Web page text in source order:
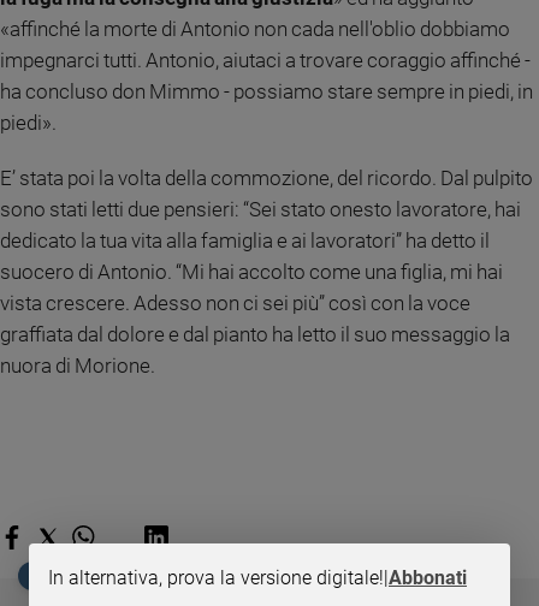
Riflessioni
Foto
Podcast
Privacy
Policy
Pubblicità
«affinché la morte di Antonio non cada nell'oblio dobbiamo
impegnarci tutti. Antonio, aiutaci a trovare coraggio affinché -
ha concluso don Mimmo - possiamo stare sempre in piedi, in
piedi».
E’ stata poi la volta della commozione, del ricordo. Dal pulpito
sono stati letti due pensieri: “Sei stato onesto lavoratore, hai
dedicato la tua vita alla famiglia e ai lavoratori” ha detto il
suocero di Antonio. “Mi hai accolto come una figlia, mi hai
vista crescere. Adesso non ci sei più” così con la voce
graffiata dal dolore e dal pianto ha letto il suo messaggio la
nuora di Morione.
EDICOLA SAN PAOLO
In alternativa, prova la versione digitale!|Abbonati